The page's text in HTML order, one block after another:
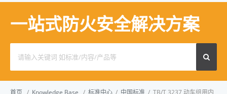
一站式防火安全解决方案
for:
首页 / Knowledge Base / 标准中心 / 中国标准 / TB/T 3237 动车组用内